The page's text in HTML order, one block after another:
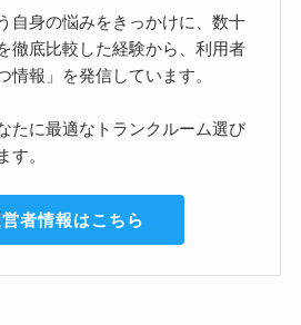
自身の悩みをきっかけに、数十
徹底比較した経験から、利用者
情報」を発信しています。
たに最適なトランクルーム選び
す。
者情報はこちら